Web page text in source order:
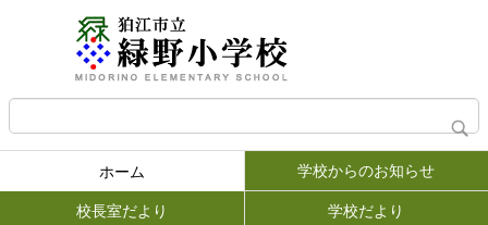
ホーム 学校からのお知らせ
校長室だより 学校だより